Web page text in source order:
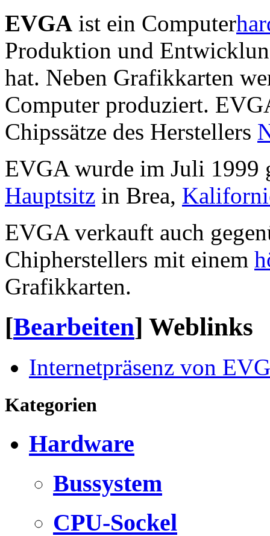
EVGA ist ein Computer
Produktion und
hat. Neben Grafikkarten
Computer produziert.
Chipssätze des Herstellers
EVGA wurde im Juli 1999
Hauptsitz in Brea,
EVGA verkauft auch
Chipherstellers mit einem
Grafikkarten.
[Bearbeiten] Weblinks
Internetpräsenz von
Kategorien
Hardware
Bussystem
CPU-Sockel